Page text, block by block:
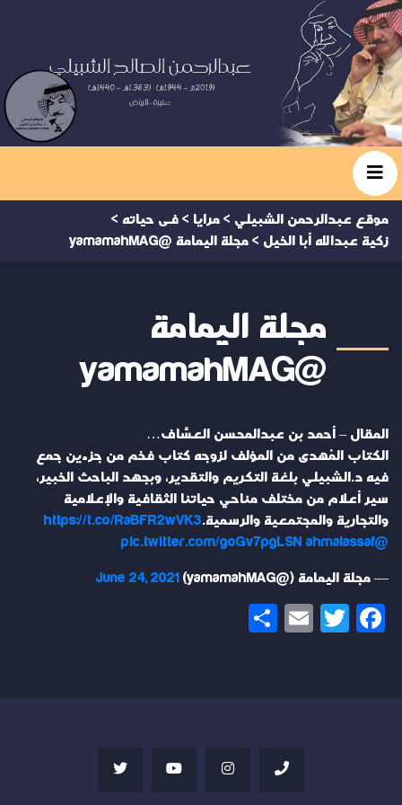
موقع عبدالرحمن الشبيلي > مرايا > فى حياته >
زكية عبدالله أبا الخيل > مجلة اليمامة @yamamahMAG
مجلة اليمامة
@yamamahMAG
المقال – أحمد بن عبدالمحسن العسَّاف…
الكتاب المُهدى من المؤلف لزوجه كتاب فخم من جزءين جمع
فيه د.الشبيلي بلغة التكريم والتقدير، وبجهد الباحث الخبير،
سير أعلام من مختلف مناحي حياتنا الثقافية والإعلامية
والتجارية والمجتمعية والرسمية.https://t.co/RaBFR2wVK3
@ahmalassaf
pic.twitter.com/goGv7pgLSN
— مجلة اليمامة (@yamamahMAG) June 24, 2021
Facebook
Twitter
Email